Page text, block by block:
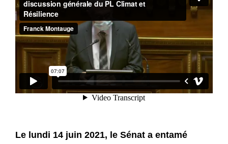
Le lundi 14 juin 2021, le Sénat a entamé